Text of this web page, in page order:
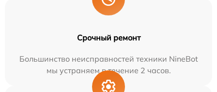
Срочный ремонт
Большинство неисправностей техники NineBot
мы устраняем в течение 2 часов.